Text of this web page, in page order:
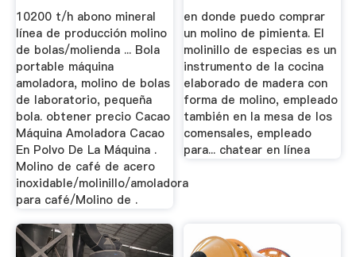
10200 t/h abono mineral
línea de producción molino
de bolas/molienda ... Bola
portable máquina
amoladora, molino de bolas
de laboratorio, pequeña
bola. obtener precio Cacao
Máquina Amoladora Cacao
En Polvo De La Máquina .
Molino de café de acero
inoxidable/molinillo/amoladora
para café/Molino de .
en donde puedo comprar
un molino de pimienta. El
molinillo de especias es un
instrumento de la cocina
elaborado de madera con
forma de molino, empleado
también en la mesa de los
comensales, empleado
para... chatear en línea